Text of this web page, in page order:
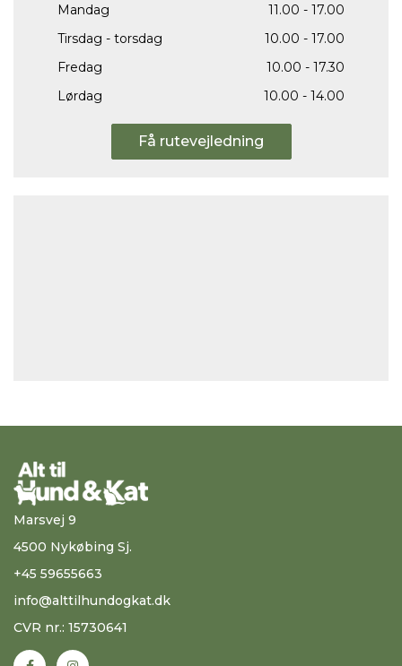
Mandag
11.00 - 17.00
Tirsdag - torsdag
10.00 - 17.00
Fredag
10.00 - 17.30
Lørdag
10.00 - 14.00
Få rutevejledning
Marsvej 9
4500 Nykøbing Sj.
+45 59655663
info@alttilhundogkat.dk
CVR nr.: 15730641